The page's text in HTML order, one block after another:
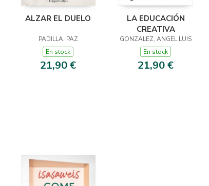
ALZAR EL DUELO
PADILLA, PAZ
En stock
21,90 €
LA EDUCACIÓN
CREATIVA
GONZALEZ, ANGEL LUIS
En stock
21,90 €